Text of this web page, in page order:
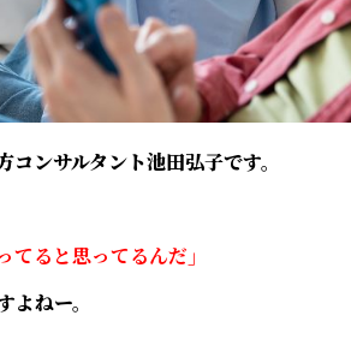
ンサルタント池田弘子です。
てると思ってるんだ」
ねー。